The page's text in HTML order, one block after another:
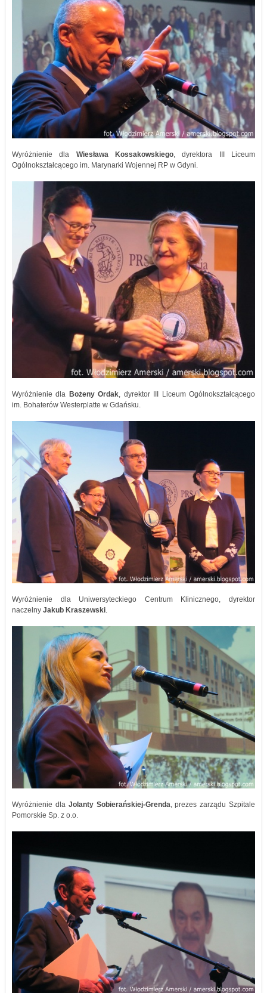
Wyróżnienie dla Wiesława Kossakowskiego, dyrektora III Liceum
Ogólnokształcącego im. Marynarki Wojennej RP w Gdyni.
Wyróżnienie dla Bożeny Ordak , dyrektor III Liceum Ogólnokształcącego
im. Bohaterów Westerplatte w Gdańsku.
Wyróżnienie dla Uniwersyteckiego Centrum Klinicznego, dyrektor
naczelny Jakub Kraszewski.
Wyróżnienie dla Jolanty Sobierańskiej-Grenda, prezes zarządu Szpitale
Pomorskie Sp. z o.o.